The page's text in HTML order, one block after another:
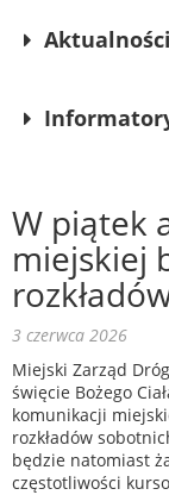
Aktualności
W piątek
miejskiej
3 czerwca 2026
Miejski Zarząd
święcie Bożego
komunikacji
rozkładów
będzie natomiast
częstotliwości